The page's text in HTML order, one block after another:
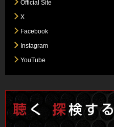
Official Site
X
Facebook
Instagram
YouTube